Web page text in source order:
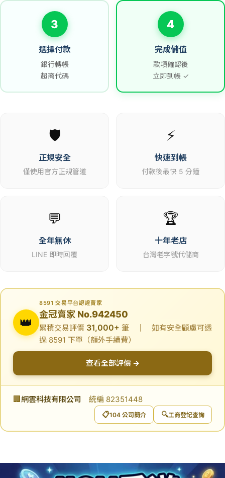
3
選擇付款
銀行轉帳
超商代碼
4
完成儲值
款項確認後
立即到帳 ✓
🛡️
正規安全
僅使用官方正規管道
⚡
快速到帳
付款後最快 5 分鐘
💬
全年無休
LINE 即時回覆
🏆
十年老店
台灣老字號代儲商
👑
8591 交易平台認證賣家
金冠賣家 No.942450
累積交易評價 31,000+ 筆 ｜ 如有安全顧慮可透
過 8591 下單（額外手續費）
查看全部評價 →
🏢 網雲科技有限公司 統編 82351448
📋104 公司簡介 🔍工商登記查詢